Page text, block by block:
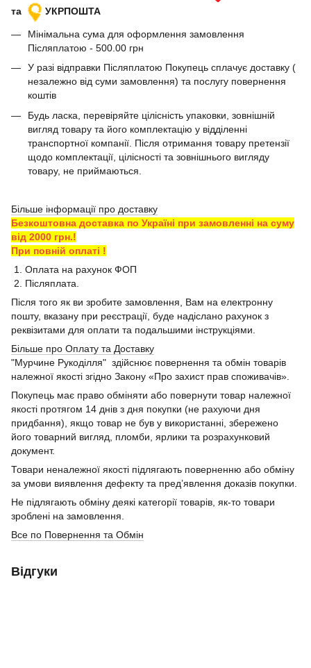
та
УКРПОШТА
Мінімальна сума для оформлення замовлення
Післяплатою - 500.00 грн
У разі відправки Післяплатою Покупець сплачує доставку (
незалежно від суми замовлення) та послугу повернення
коштів
Будь ласка, перевіряйте цілісність упаковки, зовнішній
вигляд товару та його комплектацію у відділенні
транспортної компанії. Після отримання товару претензії
щодо комплектації, цілісності та зовнішнього вигляду
товару, не приймаються.
Більше інформації про доставку
Безкоштовна доставка по Україні при замовленні на суму
від 2000 грн.!
При повній оплаті !
1. Оплата на рахунок ФОП
2. Післяплата.
Після того як ви зробите замовлення, Вам на електронну
пошту, вказану при реєстрації, буде надіслано рахунок з
реквізитами для оплати та подальшими інструкціями.
Більше про Оплату та Доставку
"Мурчине Рукоділля" здійснює повернення та обмін товарів
належної якості згідно Закону «Про захист прав споживачів».
Покупець має право обміняти або повернути товар належної
якості протягом 14 днів з дня покупки (не рахуючи дня
придбання), якщо товар не був у використанні, збережено
його товарний вигляд, пломби, ярлики та розрахунковий
документ.
Товари неналежної якості підлягають поверненню або обміну
за умови виявлення дефекту та пред’явлення доказів покупки.
Не підлягають обміну деякі категорії товарів, як-то товари
зроблені на замовлення.
Все по Повернення та Обмін
Відгуки